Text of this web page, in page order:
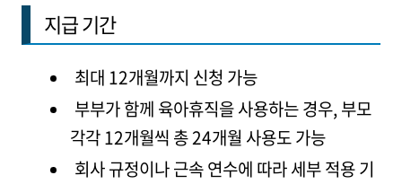
지급 기간
최대 12개월까지 신청 가능
부부가 함께 육아휴직을 사용하는 경우, 부모
각각 12개월씩 총 24개월 사용도 가능
회사 규정이나 근속 연수에 따라 세부 적용 기